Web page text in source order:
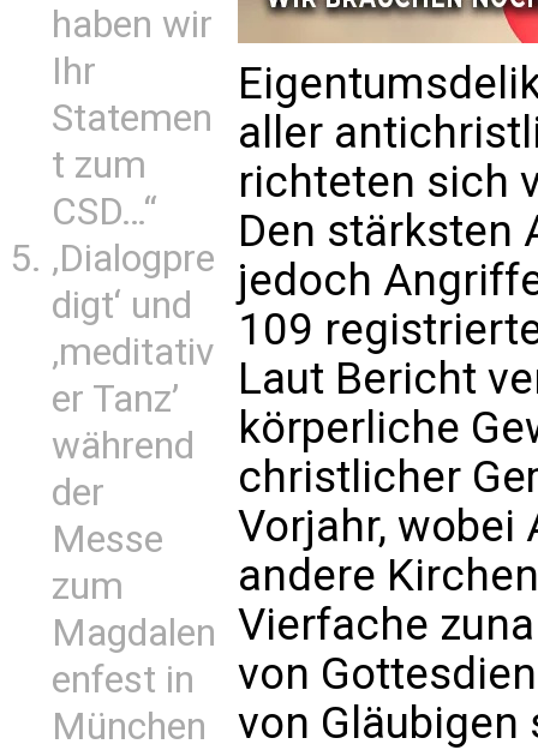
haben wir
Ihr
Statemen
t zum
CSD…“
‚Dialogpre
digt‘ und
‚meditativ
er Tanz’
während
der
Messe
zum
Magdalen
enfest in
München
aller
richteten sich
Den stärksten
jedoch
109
Laut Bericht
körperliche
christlicher
Vorjahr, wobei
andere
Vierfache
von
von